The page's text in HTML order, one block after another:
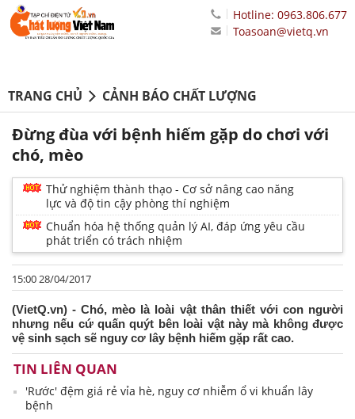
Hotline: 0963.806.677
Toasoan@vietq.vn
TRANG CHỦ CẢNH BÁO CHẤT LƯỢNG
Đừng đùa với bệnh hiếm gặp do chơi với
chó, mèo
Thử nghiệm thành thạo - Cơ sở nâng cao năng
lực và độ tin cậy phòng thí nghiệm
Chuẩn hóa hệ thống quản lý AI, đáp ứng yêu cầu
phát triển có trách nhiệm
15:00 28/04/2017
(VietQ.vn) - Chó, mèo là loài vật thân thiết với con người
nhưng nếu cứ quấn quýt bên loài vật này mà không được
vệ sinh sạch sẽ nguy cơ lây bệnh hiếm gặp rất cao.
TIN LIÊN QUAN
'Rước' đệm giá rẻ vỉa hè, nguy cơ nhiễm ổ vi khuẩn lây
bệnh